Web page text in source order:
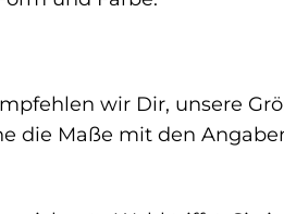
wir Dir, unsere
die Maße mit den